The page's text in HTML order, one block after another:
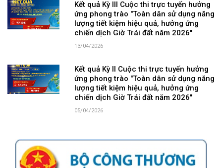
Kết quả Kỳ III Cuộc thi trực tuyến hưởng
ứng phong trào "Toàn dân sử dụng năng
lượng tiết kiệm hiệu quả, hưởng ứng
chiến dịch Giờ Trái đất năm 2026"
13/04/2026
Kết quả Kỳ II Cuộc thi trực tuyến hưởng
ứng phong trào "Toàn dân sử dụng năng
lượng tiết kiệm hiệu quả, hưởng ứng
chiến dịch Giờ Trái đất năm 2026"
05/04/2026